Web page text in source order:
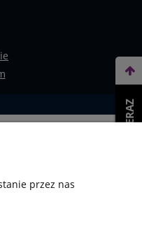
WEŹ LEASING TERAZ
przez nas